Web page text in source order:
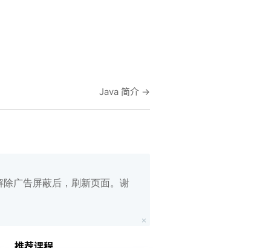
Java 简介 →
广告屏蔽后，刷新页面。谢